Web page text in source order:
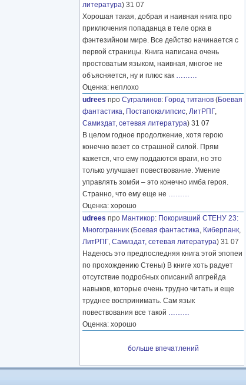
литература) 31 07
Хорошая такая, добрая и наивная книга про
приключения попаданца в теле орка в
фэнтезийном мире. Все действо начинается с
первой страницы. Книга написана очень
простоватым языком, наивная, многое не
объясняется, ну и плюс как ………
Оценка: неплохо
udrees про Сугралинов: Город титанов (Боевая
фантастика, Постапокалипсис, ЛитРПГ,
Самиздат, сетевая литература) 31 07
В целом годное продолжение, хотя герою
конечно везет со страшной силой. Прям
кажется, что ему поддаются враги, но это
только улучшает повествование. Умение
управлять зомби – это конечно имба героя.
Странно, что ему еще не ………
Оценка: хорошо
udrees про Мантикор: Покоривший СТЕНУ 23:
Многогранник (Боевая фантастика, Киберпанк,
ЛитРПГ, Самиздат, сетевая литература) 31 07
Надеюсь это предпоследняя книга этой эпопеи
по прохождению Стены) В книге хоть радует
отсутствие подробных описаний апгрейда
навыков, которые очень трудно читать и еще
труднее воспринимать. Сам язык
повествования все такой ………
Оценка: хорошо
больше впечатлений